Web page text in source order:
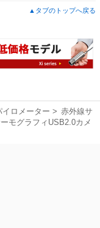
▲タブのトップへ戻る
ロメーター
赤外線サ
モグラフィUSB2.0カメ